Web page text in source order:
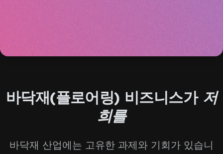
바닥재(플로어링) 비즈니스가 저
희를
바닥재 산업에는 고유한 과제와 기회가 있습니